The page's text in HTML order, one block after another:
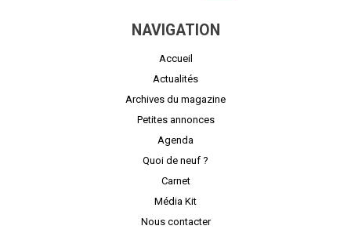
NAVIGATION
Accueil
Actualités
Archives du magazine
Petites annonces
Agenda
Quoi de neuf ?
Carnet
Média Kit
Nous contacter